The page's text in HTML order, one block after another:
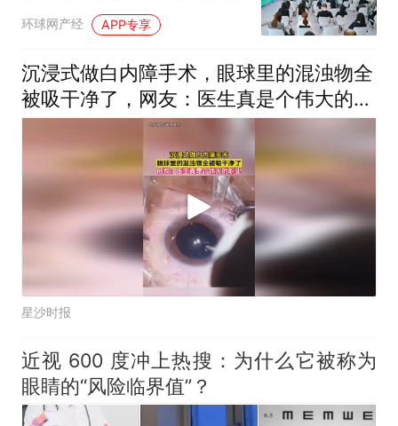
协同防控
环球网产经 APP专享
沉浸式做白内障手术，眼球里的混浊物全
被吸干净了，网友：医生真是个伟大的职
业
星沙时报
近视 600 度冲上热搜：为什么它被称为
眼睛的“风险临界值”？